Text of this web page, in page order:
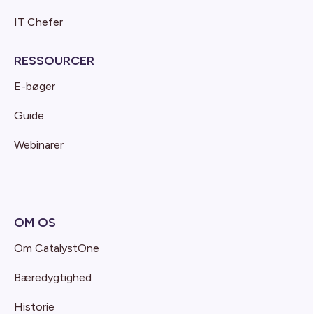
IT Chefer
RESSOURCER
E-bøger
Guide
Webinarer
OM OS
Om CatalystOne
Bæredygtighed
Historie